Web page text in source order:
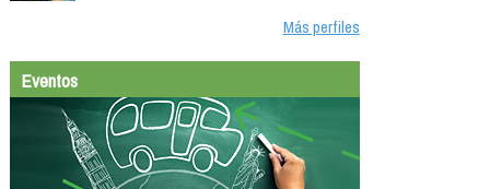
Más perfiles
Eventos